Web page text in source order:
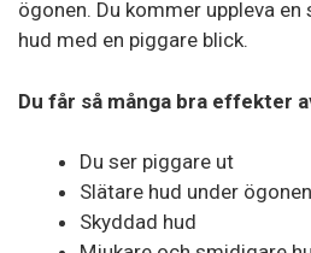
ögonen. Du kommer uppleva
hud med en piggare blick.
Du får så många bra effekter
Du ser piggare ut
Slätare hud under
Skyddad hud